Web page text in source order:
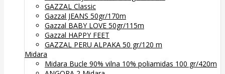
GAZZAL Classic
Gazzal JEANS 50gr/170m
Gazzal BABY LOVE 50gr/115m
Gazzal HAPPY FEET
GAZZAL PERU ALPAKA 50 gr/120 m
Midara
Midara Bucle 90% vilna 10% poliamidas 100 gr/420m